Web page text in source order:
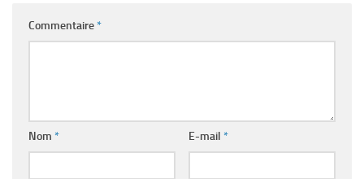
Commentaire*
Nom * E-mail *